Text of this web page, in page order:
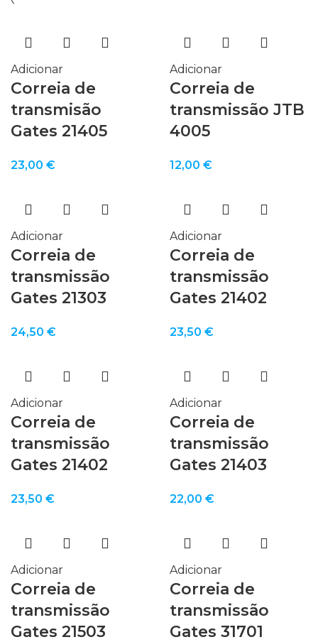
Adicionar
Correia de
transmisão
Gates 21405
23,00 €
Adicionar
Correia de
transmissão JTB
4005
12,00 €
Adicionar
Correia de
transmissão
Gates 21303
24,50 €
Adicionar
Correia de
transmissão
Gates 21402
23,50 €
Adicionar
Correia de
transmissão
Gates 21402
23,50 €
Adicionar
Correia de
transmissão
Gates 21403
22,00 €
Adicionar
Correia de
transmissão
Gates 21503
Adicionar
Correia de
transmissão
Gates 31701